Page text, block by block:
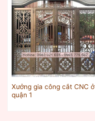
Xưởng gia công cắt CNC ở
quận 1